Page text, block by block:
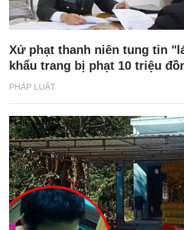
PHÁP LUẬT
Xử phạt thanh niên tung tin
khẩu trang bị phạt 10 triệu